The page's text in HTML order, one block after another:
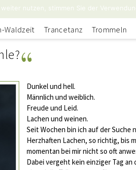
Waldzeit Trancetanz Trommeln
Dunkel und hell.
Männlich und weiblich.
Freude und Leid.
Lachen und weinen.
Seit Wochen bin ich auf der Suche
Herzhaften Lachen, so richtig, bis
momentan bei mir nicht so oft
Dabei vergeht kein einziger Tag
nutzen, stimmen Sie der